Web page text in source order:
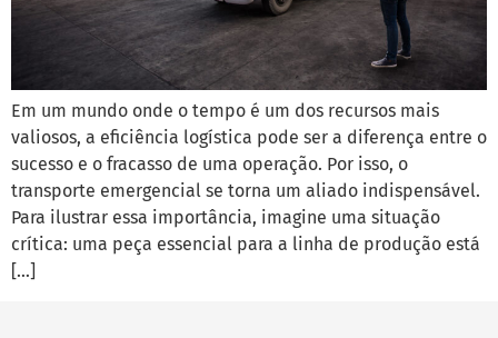
Em um mundo onde o tempo é um dos recursos mais
valiosos, a eficiência logística pode ser a diferença entre o
sucesso e o fracasso de uma operação. Por isso, o
transporte emergencial se torna um aliado indispensável.
Para ilustrar essa importância, imagine uma situação
crítica: uma peça essencial para a linha de produção está
[…]